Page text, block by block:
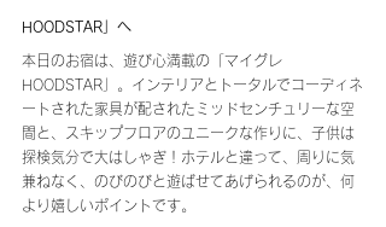
HOODSTAR」へ
本日のお宿は、遊び心満載の「マイグレ
HOODSTAR」。インテリアとトータルでコーディネ
ートされた家具が配されたミッドセンチュリーな空
間と、スキップフロアのユニークな作りに、子供は
探検気分で大はしゃぎ！ホテルと違って、周りに気
兼ねなく、のびのびと遊ばせてあげられるのが、何
より嬉しいポイントです。